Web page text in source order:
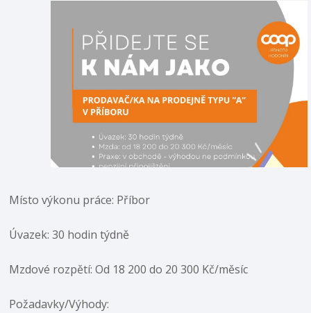
Místo výkonu práce: Příbor
Úvazek: 30 hodin týdně
Mzdové rozpětí: Od 18 200 do 20 300 Kč/měsíc
Požadavky/Výhody: